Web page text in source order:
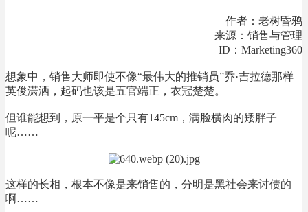
作者：老树昏鸦
来源：销售与管理
ID：Marketing360
想象中，销售大师即使不像“最伟大的推销员”乔·吉拉德那样
英俊潇洒，起码也该是五官端正，衣冠楚楚。
但谁能想到，原一平是个只有145cm，满脸横肉的矮胖子
呢……
这样的长相，根本不像是来销售的，分明是黑社会来讨债的
啊……